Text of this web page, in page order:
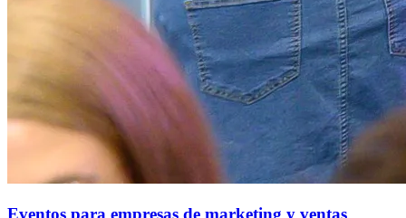
Eventos para empresas de marketing y ventas